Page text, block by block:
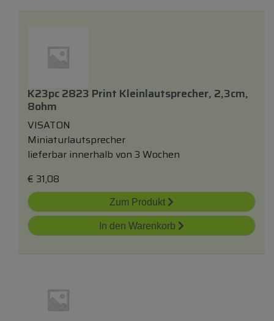
K23pc 2823 Print Kleinlautsprecher, 2,3cm,
8ohm
VISATON
Miniaturlautsprecher
lieferbar innerhalb von 3 Wochen
€ 31,08
Zum Produkt
In den Warenkorb